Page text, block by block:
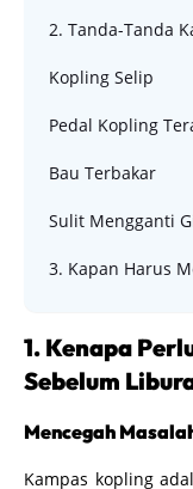
2. Tanda-Tanda
Kopling Selip
Pedal Kopling
Bau Terbakar
Sulit Mengganti
3. Kapan Harus
1. Kenapa
Sebelum
Mencegah
Kampas kopling